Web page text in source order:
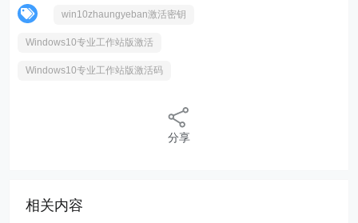
win10zhaungyeban激活密钥
Windows10专业工作站版激活
Windows10专业工作站版激活码
分享
相关内容